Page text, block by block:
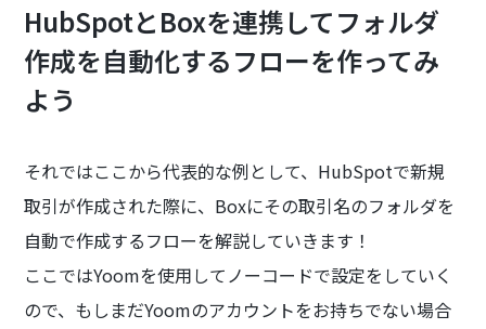
HubSpotとBoxを連携してフォルダ
作成を自動化するフローを作ってみ
よう
それではここから代表的な例として、HubSpotで新規
取引が作成された際に、Boxにその取引名のフォルダを
自動で作成するフローを解説していきます！
ここではYoomを使用してノーコードで設定をしていく
ので、もしまだYoomのアカウントをお持ちでない場合